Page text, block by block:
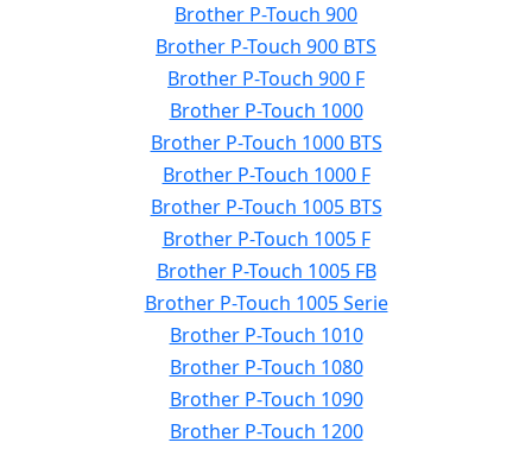
Brother P-Touch 900
Brother P-Touch 900 BTS
Brother P-Touch 900 F
Brother P-Touch 1000
Brother P-Touch 1000 BTS
Brother P-Touch 1000 F
Brother P-Touch 1005 BTS
Brother P-Touch 1005 F
Brother P-Touch 1005 FB
Brother P-Touch 1005 Serie
Brother P-Touch 1010
Brother P-Touch 1080
Brother P-Touch 1090
Brother P-Touch 1200